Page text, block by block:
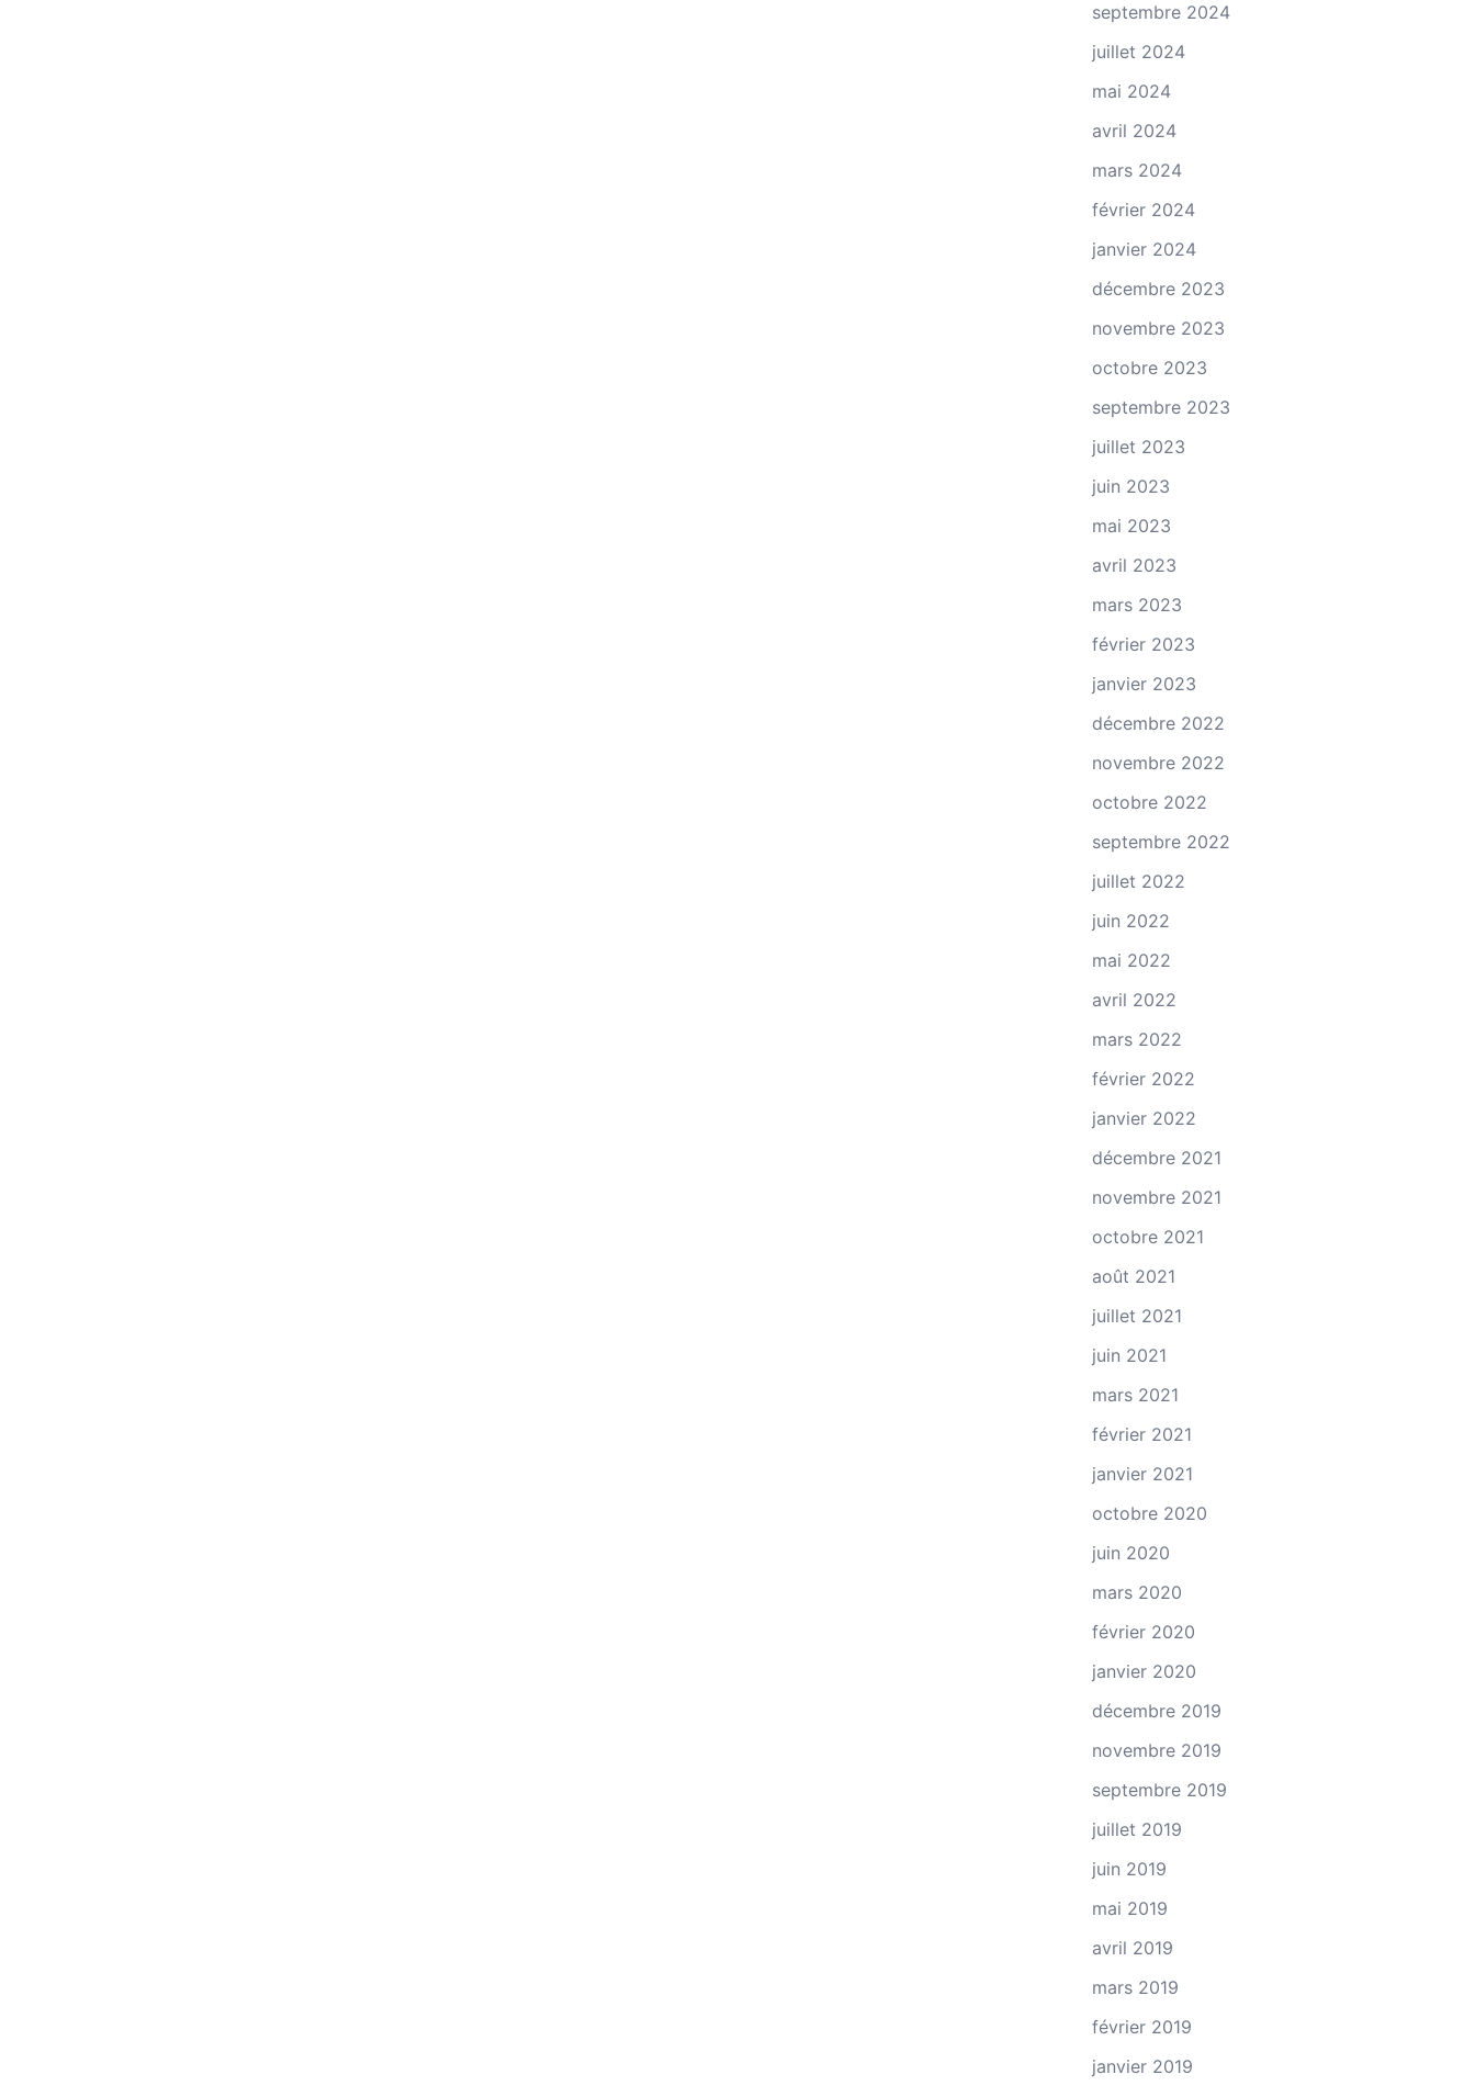
septembre 2024
juillet 2024
mai 2024
avril 2024
mars 2024
février 2024
janvier 2024
décembre 2023
novembre 2023
octobre 2023
septembre 2023
juillet 2023
juin 2023
mai 2023
avril 2023
mars 2023
février 2023
janvier 2023
décembre 2022
novembre 2022
octobre 2022
septembre 2022
juillet 2022
juin 2022
mai 2022
avril 2022
mars 2022
février 2022
janvier 2022
décembre 2021
novembre 2021
octobre 2021
août 2021
juillet 2021
juin 2021
mars 2021
février 2021
janvier 2021
octobre 2020
juin 2020
mars 2020
février 2020
janvier 2020
décembre 2019
novembre 2019
septembre 2019
juillet 2019
juin 2019
mai 2019
avril 2019
mars 2019
février 2019
janvier 2019